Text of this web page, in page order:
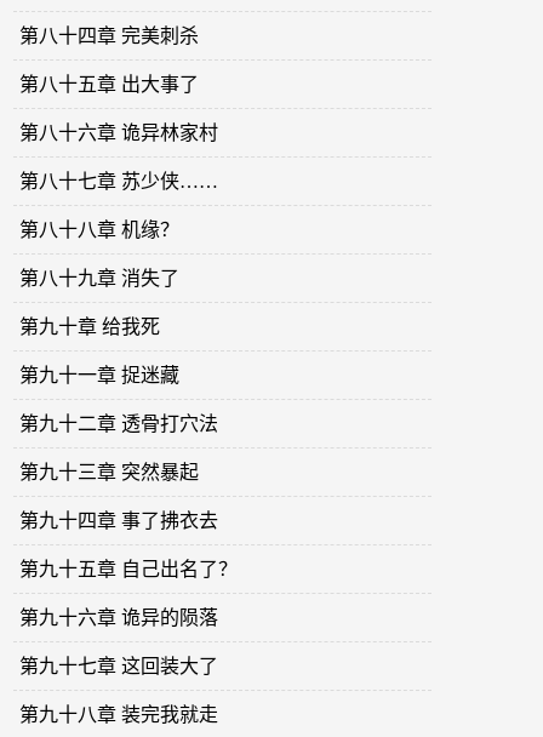
第八十四章 完美刺杀
第八十五章 出大事了
第八十六章 诡异林家村
第八十七章 苏少侠……
第八十八章 机缘？
第八十九章 消失了
第九十章 给我死
第九十一章 捉迷藏
第九十二章 透骨打穴法
第九十三章 突然暴起
第九十四章 事了拂衣去
第九十五章 自己出名了？
第九十六章 诡异的陨落
第九十七章 这回装大了
第九十八章 装完我就走